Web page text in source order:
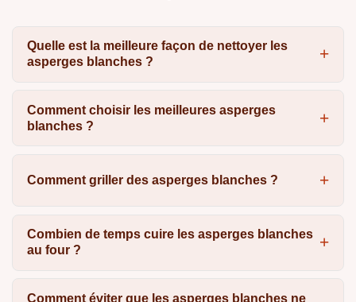
Quelle est la meilleure façon de nettoyer les
asperges blanches ?
Comment choisir les meilleures asperges
blanches ?
Comment griller des asperges blanches ?
Combien de temps cuire les asperges blanches
au four ?
Comment éviter que les asperges blanches ne